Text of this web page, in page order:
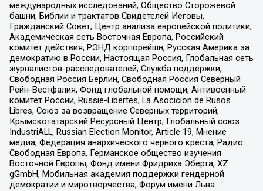
международных исследований, Общество Сторожевой
башни, Библии и трактатов Свидетелей Иеговы,
Гражданский Совет, Центр анализа европейской политики,
Академическая сеть Восточная Европа, Российский
комитет действия, РЭНД корпорейшн, Русская Америка за
демократию в России, Настоящая Россия, Глобальная сеть
журналистов-расследователей, Служба поддержки,
Свободная Россия Берлин, Свободная Россия Северный
Рейн-Вестфалия, Фонд глобальной помощи, Антивоенный
комитет России, Russie-Libertes, La Asocicion de Rusos
Libres, Союз за возвращение Северных территорий,
Крымскотатарский Ресурсный Центр, Глобальный союз
IndustriALL, Russian Election Monitor, Article 19, Мнение
медиа, Федерация анархического черного креста, Радио
Свободная Европа, Германское общество изучения
Восточной Европы, Фонд имени Фридриха Эберта, XZ
gGmbH, Мобильная академия поддержки гендерной
демократии и миротворчества, Форум имени Льва